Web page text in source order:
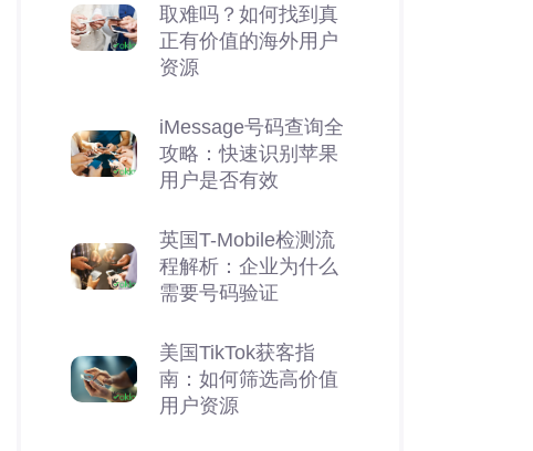
取难吗？如何找到真
正有价值的海外用户
资源
iMessage号码查询全
攻略：快速识别苹果
用户是否有效
英国T-Mobile检测流
程解析：企业为什么
需要号码验证
美国TikTok获客指
南：如何筛选高价值
用户资源